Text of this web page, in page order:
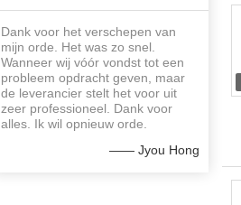
Dank voor het verschepen van
mijn orde. Het was zo snel.
Wanneer wij vóór vondst tot een
probleem opdracht geven, maar
de leverancier stelt het voor uit
zeer professioneel. Dank voor
alles. Ik wil opnieuw orde.
—— Jyou Hong